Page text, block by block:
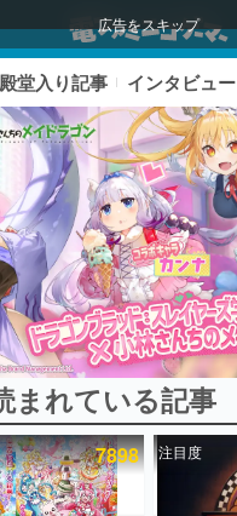
広告をスキップ
アップ
ま読まれている記事ランキング
殿堂入り記事 インタビュー
まれている記事
7898 注目度